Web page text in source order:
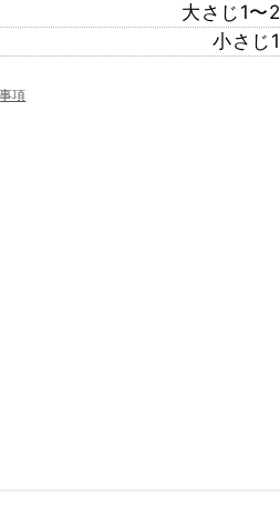
大さじ1〜2
小さじ1
項